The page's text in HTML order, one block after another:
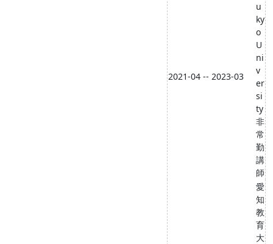
2021-04 -- 2023-03
u
ky
o
U
ni
v
er
si
ty
非
常
勤
講
師
愛
知
教
育
大